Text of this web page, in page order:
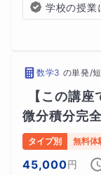
学校の授業
数学3 の単発/
【この講
微分積分完
タイプ別 無料体
45,000円